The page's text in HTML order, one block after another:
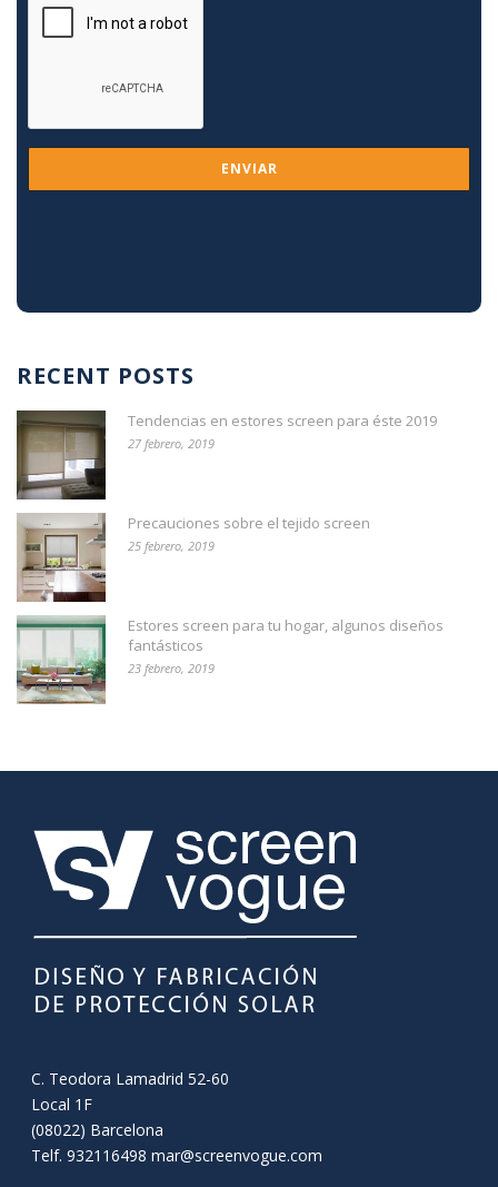
RECENT POSTS
Tendencias en estores screen para éste 2019
27 febrero, 2019
Precauciones sobre el tejido screen
25 febrero, 2019
Estores screen para tu hogar, algunos diseños
fantásticos
23 febrero, 2019
C. Teodora Lamadrid 52-60
Local 1F
(08022) Barcelona
Telf. 932116498mar@screenvogue.com